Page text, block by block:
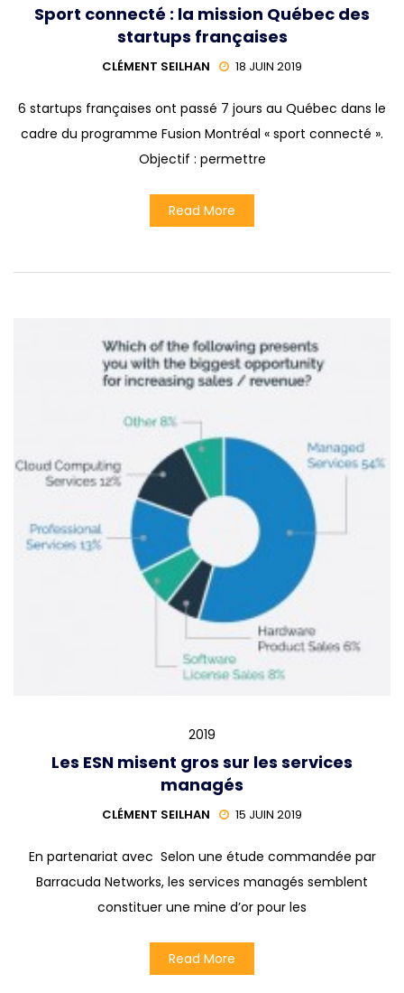
Sport connecté : la mission Québec des
startups françaises
CLÉMENT SEILHAN 18 JUIN 2019
6 startups françaises ont passé 7 jours au Québec dans le
cadre du programme Fusion Montréal « sport connecté ».
Objectif : permettre
Read More
2019
Les ESN misent gros sur les services
managés
CLÉMENT SEILHAN 15 JUIN 2019
En partenariat avec Selon une étude commandée par
Barracuda Networks, les services managés semblent
constituer une mine d’or pour les
Read More